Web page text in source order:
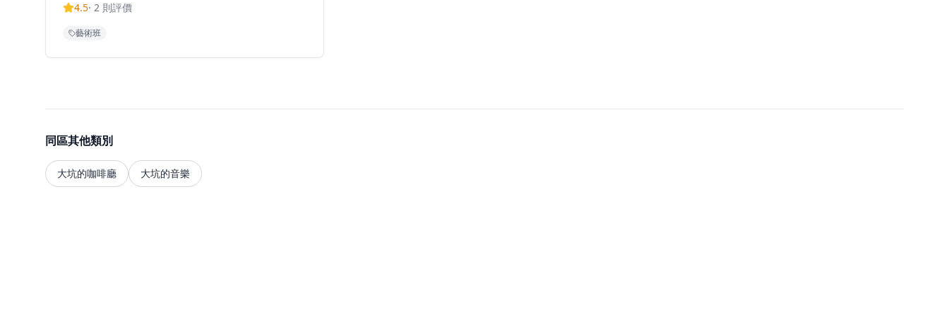
工作坊，讓參加者製作獨一無二的藝術擺設，以及怪物
有Art Jamming自由畫室體驗。工作室的理念是無論你
4.5· 2 則評價
藝術班
同區其他類別
大坑的咖啡廳 大坑的音樂